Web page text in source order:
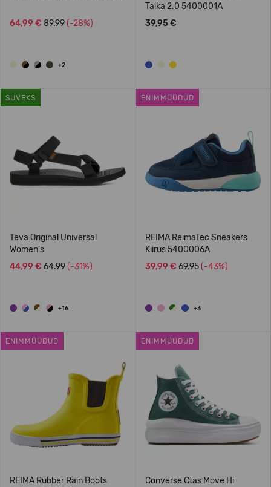
64,99 € 89.99 (-28%)
+2
Taika 2.0 5400001A
39,95 €
SUVEKS
Teva Original Universal
Women's
44,99 € 64.99 (-31%)
+16
ENIMMÜÜDUD
REIMA ReimaTec Sneakers
Kiirus 5400006A
39,99 € 69.95 (-43%)
+3
ENIMMÜÜDUD
REIMA Rubber Rain Boots
ENIMMÜÜDUD
Converse Ctas Move Hi